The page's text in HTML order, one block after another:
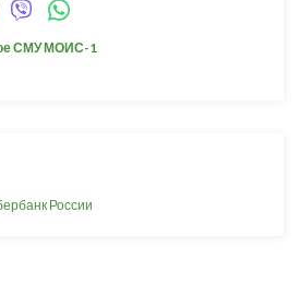
СМУ МОИС-1
России